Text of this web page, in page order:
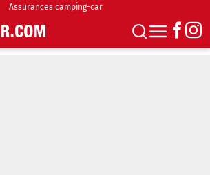
Assurances camping-car